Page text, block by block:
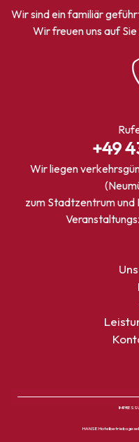
Wir sind ein familiär
Wir freuen uns auf
+49
Wir liegen
zum Stadtzentrum und
HANSE